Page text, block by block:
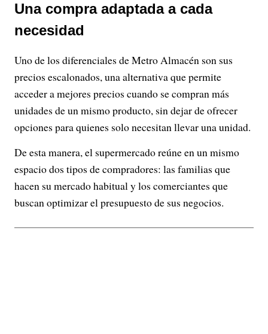
Una compra adaptada a cada
necesidad
Uno de los diferenciales de Metro Almacén son sus
precios escalonados, una alternativa que permite
acceder a mejores precios cuando se compran más
unidades de un mismo producto, sin dejar de ofrecer
opciones para quienes solo necesitan llevar una unidad.
De esta manera, el supermercado reúne en un mismo
espacio dos tipos de compradores: las familias que
hacen su mercado habitual y los comerciantes que
buscan optimizar el presupuesto de sus negocios.